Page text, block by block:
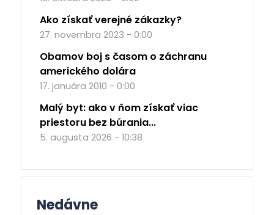
Ako získať verejné zákazky?
27. novembra 2023 - 0:00
Obamov boj s časom o záchranu
amerického dolára
17. januára 2010 - 0:00
Malý byt: ako v ňom získať viac
priestoru bez búrania...
5. augusta 2026 - 10:38
Nedávne